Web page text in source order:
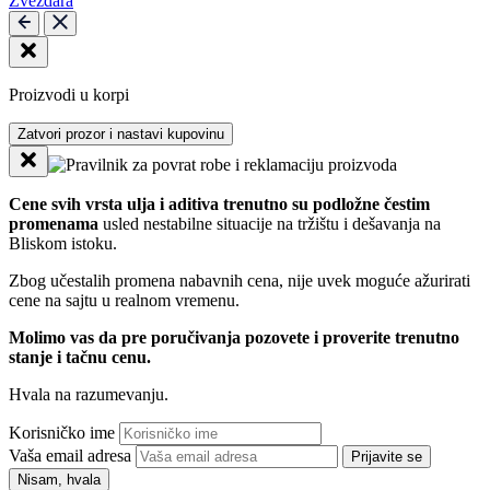
Proizvodi u korpi
Zatvori prozor i nastavi kupovinu
Cene svih vrsta ulja i aditiva trenutno su podložne čestim
promenama usled nestabilne situacije na tržištu i dešavanja na
Bliskom istoku.
Zbog učestalih promena nabavnih cena, nije uvek moguće ažurirati
cene na sajtu u realnom vremenu.
Molimo vas da pre poručivanja pozovete i proverite trenutno
stanje i tačnu cenu.
Hvala na razumevanju.
Korisničko ime
Vaša email adresa
Prijavite se
Nisam, hvala